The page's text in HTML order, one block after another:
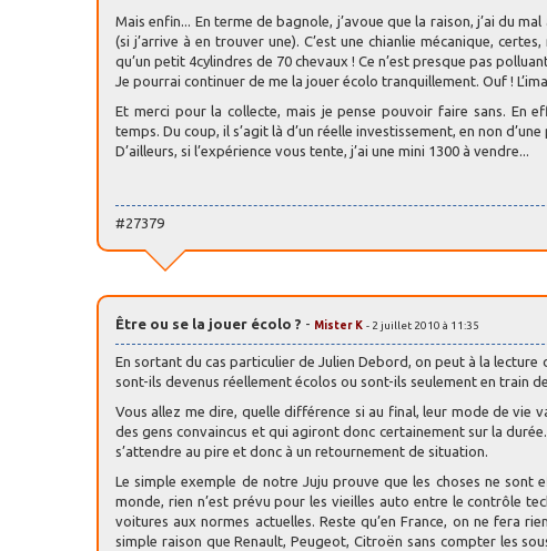
Mais enfin... En terme de bagnole, j’avoue que la raison, j’ai du
(si j’arrive à en trouver une). C’est une chianlie mécanique,
qu’un petit 4cylindres de 70 chevaux ! Ce n’est presque pas
Je pourrai continuer de me la jouer écolo tranquillement. Ouf !
Et merci pour la collecte, mais je pense pouvoir faire sans. En
temps. Du coup, il s’agit là d’un réelle investissement, en non
D’ailleurs, si l’expérience vous tente, j’ai une mini 1300 à vendre...
#27379
Être ou se la jouer écolo ? - Mister K - 2 juillet 2010 à 11:35
En sortant du cas particulier de Julien Debord, on peut à la
sont-ils devenus réellement écolos ou sont-ils seulement en train
Vous allez me dire, quelle différence si au final, leur mode de vie
des gens convaincus et qui agiront donc certainement sur la
s’attendre au pire et donc à un retournement de situation.
Le simple exemple de notre Juju prouve que les choses ne
monde, rien n’est prévu pour les vieilles auto entre le contrôle
voitures aux normes actuelles. Reste qu’en France, on ne fera
simple raison que Renault, Peugeot, Citroën sans compter les